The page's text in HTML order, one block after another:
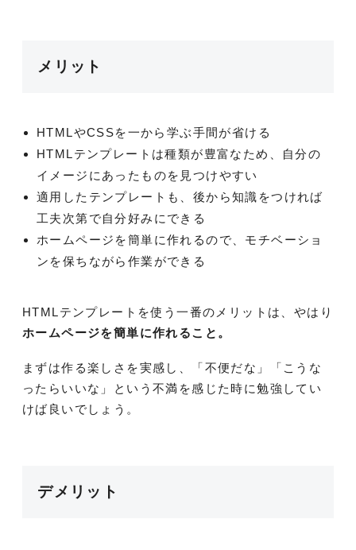
メリット
HTMLやCSSを一から学ぶ手間が省ける
HTMLテンプレートは種類が豊富なため、自分の
イメージにあったものを見つけやすい
適用したテンプレートも、後から知識をつければ
工夫次第で自分好みにできる
ホームページを簡単に作れるので、モチベーショ
ンを保ちながら作業ができる
HTMLテンプレートを使う一番のメリットは、やはり
ホームページを簡単に作れること。
まずは作る楽しさを実感し、「不便だな」「こうな
ったらいいな」という不満を感じた時に勉強してい
けば良いでしょう。
デメリット